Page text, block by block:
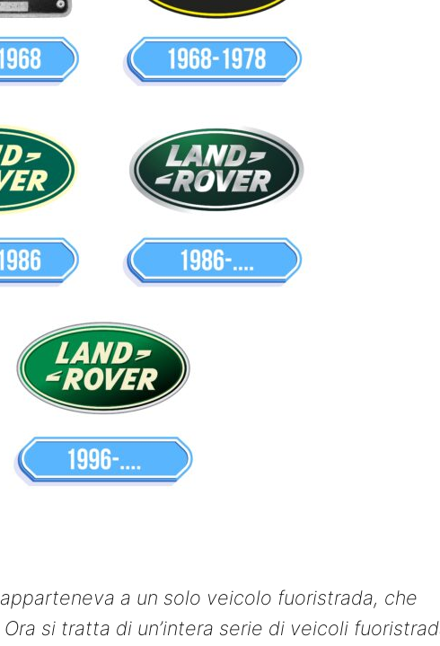
a un solo veicolo fuoristrada, che
si tratta di un’intera serie di veicoli